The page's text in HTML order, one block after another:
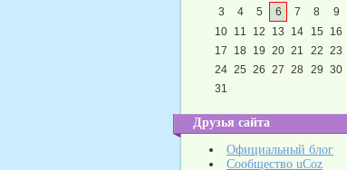
3
4 5 6 7 8
9
10 11 12 13 14 15
16
17
18 19 20 21 22 23
24 25 26 27 28 29 30
31
Друзья сайта
Официальный блог
Сообщество uCoz